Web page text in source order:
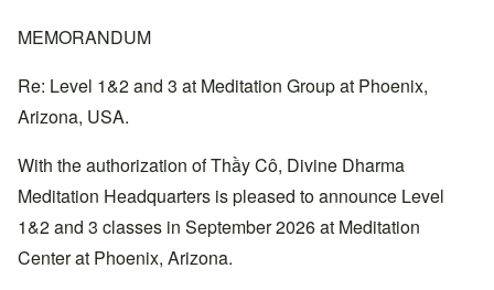
MEMORANDUM
Re: Level 1&2 and 3 at Meditation Group at Phoenix,
Arizona, USA.
With the authorization of Thầy Cô, Divine Dharma
Meditation Headquarters is pleased to announce Level
1&2 and 3 classes in September 2026 at Meditation
Center at Phoenix, Arizona.